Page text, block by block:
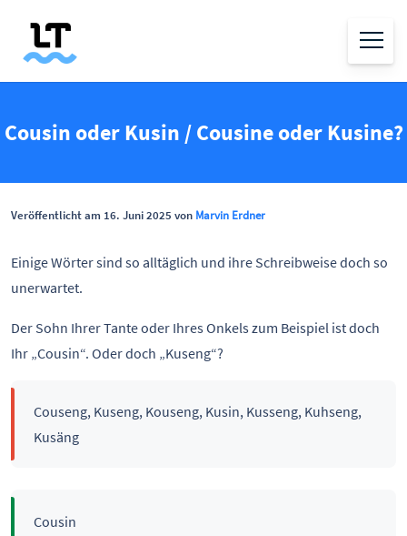
Cousin oder Kusin / Cousine oder Kusine?
Veröffentlicht am 16. Juni 2025 von Marvin Erdner
Einige Wörter sind so alltäglich und ihre Schreibweise doch so
unerwartet.
Der Sohn Ihrer Tante oder Ihres Onkels zum Beispiel ist doch
Ihr „Cousin“. Oder doch „Kuseng“?
Couseng, Kuseng, Kouseng, Kusin, Kusseng, Kuhseng,
Kusäng
Cousin